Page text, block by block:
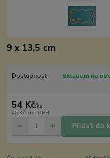
9 x 13,5 cm
Dostupnost Skladem na
54 Kč/ks
45 Kč bez DPH
Přidat do